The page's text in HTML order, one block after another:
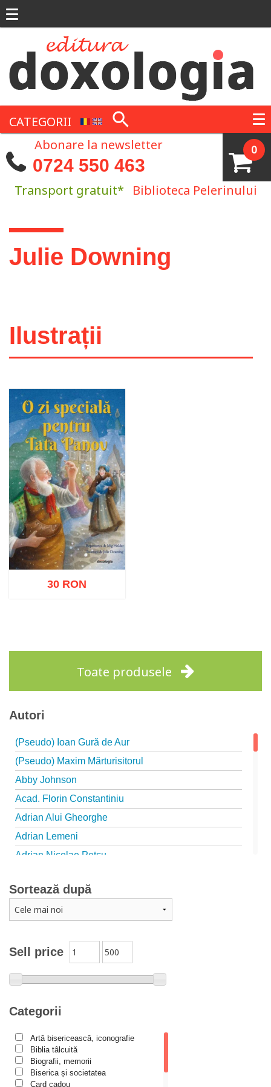
CATEGORII
0
Abonare la newsletter
0724 550 463
Transport gratuit* Biblioteca Pelerinului
Eşti aici
Julie Downing
Ilustrații
30 RON
Toate produsele
Autori
(Pseudo) Ioan Gură de Aur
(Pseudo) Maxim Mărturisitorul
Abby Johnson
Acad. Florin Constantiniu
Adrian Alui Gheorghe
Adrian Lemeni
Adrian Nicolae Petcu
Adriana Petrescu
Alexandra Rotariu
Alexandru Creţu
Alexandru Huțanu
Alexandru Lascarov-Moldovanu
Alexandru Rădescu
Alexandru Tkacenko
Alexis Torrance
Sell price
Categorii
Artă bisericească, iconografie
Biblia tâlcuită
Biografii, memorii
Biserica și societatea
Card cadou
Sortează după